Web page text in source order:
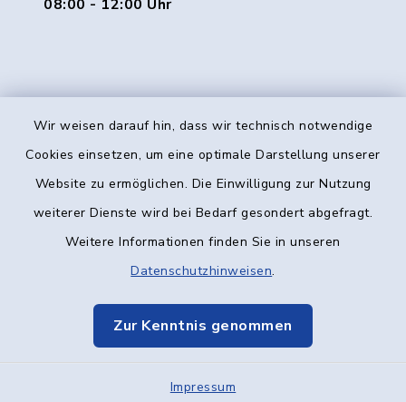
Wir weisen darauf hin, dass wir technisch notwendige
Cookies einsetzen, um eine optimale Darstellung unserer
Website zu ermöglichen. Die Einwilligung zur Nutzung
weiterer Dienste wird bei Bedarf gesondert abgefragt.
Weitere Informationen finden Sie in unseren
Datenschutzhinweisen.
Zur Kenntnis genommen
Impressum
08:00 - 12:00 Uhr
Kontakt
Datenschutz
Elektronische Kommunikation
Sitemap